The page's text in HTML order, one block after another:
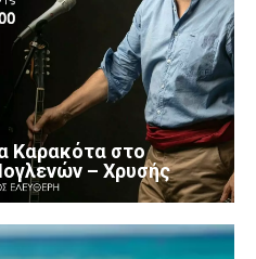
Καρακότα στο
– Χρυσής